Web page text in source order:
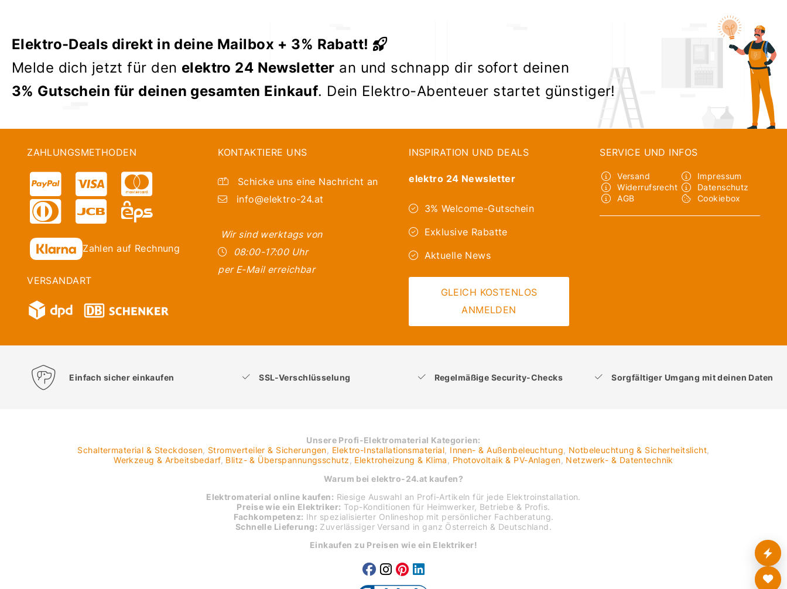
Elektro-Deals direkt in deine Mailbox + 3% Rabatt!
Melde dich jetzt für den elektro 24 Newsletter an und schnapp dir sofort deinen
3% Gutschein für deinen gesamten Einkauf. Dein Elektro-Abenteuer startet günstiger!
ZAHLUNGSMETHODEN
Zahlen auf Rechnung
VERSANDART
KONTAKTIERE UNS
Schicke uns eine Nachricht an
info@elektro-24.at
Wir sind werktags von
08:00-17:00 Uhr
per E-Mail erreichbar
INSPIRATION UND DEALS
elektro 24 Newsletter
3% Welcome-Gutschein
Exklusive Rabatte
Aktuelle News
GLEICH KOSTENLOS
ANMELDEN
SERVICE UND INFOS
Versand
Widerrufsrecht
AGB
Impressum
Datenschutz
Cookiebox
Einfach sicher einkaufen SSL-Verschlüsselung Regelmäßige Security-Checks Sorgfältiger Umgang mit deinen Daten
Unsere Profi-Elektromaterial Kategorien:
Schaltermaterial & Steckdosen, Stromverteiler & Sicherungen Elektro-Installationsmaterial Innen- & Außenbeleuchtung Notbeleuchtung & Sicherheitslicht
Werkzeug & Arbeitsbedarf, Blitz- & Überspannungsschutz Elektroheizung & Klima Photovoltaik & PV-Anlagen Netzwerk- & Datentechnik
Warum bei elektro-24.at kaufen?
Elektromaterial online kaufen: Riesige Auswahl an Profi-Artikeln für jede Elektroinstallation.
Preise wie ein Elektriker: Top-Konditionen für Heimwerker, Betriebe & Profis.
Fachkompetenz: Ihr spezialisierter Onlineshop mit persönlicher Fachberatung.
Schnelle Lieferung: Zuverlässiger Versand in ganz Österreich & Deutschland.
Einkaufen zu Preisen wie ein Elektriker!